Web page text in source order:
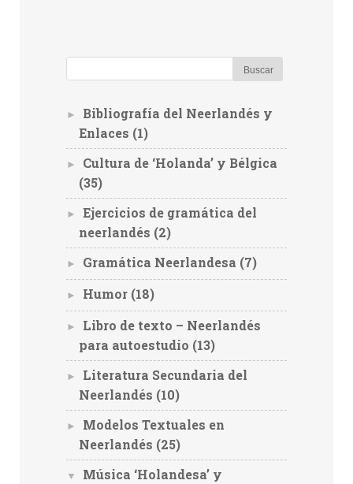
►
Bibliografía del Neerlandés y
Enlaces (1)
►
Cultura de ‘Holanda’ y Bélgica
(35)
►
Ejercicios de gramática del
neerlandés (2)
► Gramática Neerlandesa (7)
► Humor (18)
►
Libro de texto – Neerlandés
para autoestudio (13)
►
Literatura Secundaria del
Neerlandés (10)
►
Modelos Textuales en
Neerlandés (25)
▼
Música ‘Holandesa’ y